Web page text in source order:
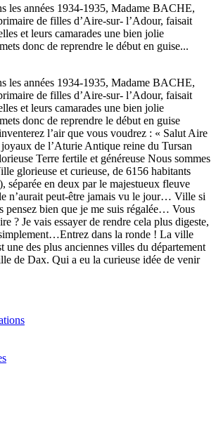
les années 1934-1935, Madame BACHE,
de filles d’Aire-sur- l’Adour, faisait
et leurs camarades une bien jolie
donc de reprendre le début en guise...
les années 1934-1935, Madame BACHE,
de filles d’Aire-sur- l’Adour, faisait
et leurs camarades une bien jolie
donc de reprendre le début en guise
l’air que vous voudrez : « Salut Aire
de l’Aturie Antique reine du Tursan
Terre fertile et généreuse Nous sommes
glorieuse et curieuse, de 6156 habitants
séparée en deux par le majestueux fleuve
n’aurait peut-être jamais vu le jour… Ville si
pensez bien que je me suis régalée… Vous
? Je vais essayer de rendre cela plus digeste,
dans la ronde ! La ville
une des plus anciennes villes du département
de Dax. Qui a eu la curieuse idée de venir